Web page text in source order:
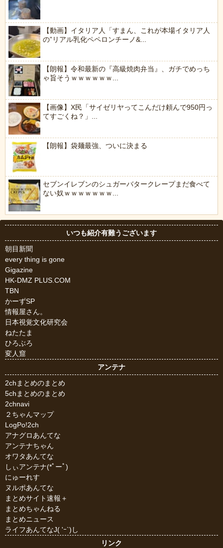
【動画】イタリア人「すまん、これが本場イタリア人
の”リアル乳化ペペロンチーノ&...
【朗報】令和最新の『高級焼肉弁当』、ガチでめっち
ゃ旨そうｗｗｗｗｗｗ...
【画像】X民「サイゼリヤってこんだけ頼んで950円っ
てすごくね？」...
【朗報】袋麺最強、ついに決まる
セブンイレブンのシュガーバタークレープまだ食べて
ない奴ｗｗｗｗｗｗｗ...
いつも紹介有難うございます
朝目新聞
every thing is gone
Gigazine
HK-DMZ PLUS.COM
TBN
かーずSP
情報屋さん。
日本視覚文化研究会
ねたたま
ひろぶろ
変人窟
アンテナ
2chまとめのまとめ
5chまとめのまとめ
2chnavi
２ちゃんマップ
LogPo!2ch
アナグロあんてな
アンテナちゃん
オワタあんてな
しぃアンテナ(*ﾟーﾟ)
にゅーれす
ヌルポあんてな
まとめサイト速報＋
まとめちゃんねる
まとめニュース
ライフあんてなJ( 'ｰ`)し
リンク